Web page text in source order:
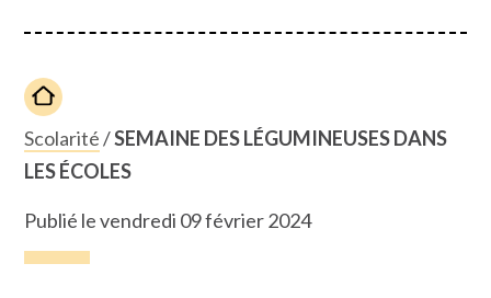
Scolarité/SEMAINE DES LÉGUMINEUSES DANS
LES ÉCOLES
Publié le vendredi 09 février 2024